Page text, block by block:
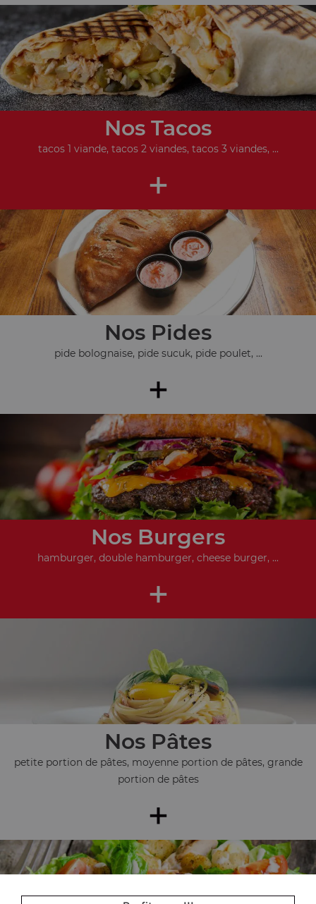
Nos Tacos
tacos 1 viande, tacos 2 viandes, tacos 3 viandes, ...
+
Nos Pides
pide bolognaise, pide sucuk, pide poulet, ...
+
Nos Burgers
hamburger, double hamburger, cheese burger, ...
+
Nos Pâtes
petite portion de pâtes, moyenne portion de pâtes, grande
portion de pâtes
+